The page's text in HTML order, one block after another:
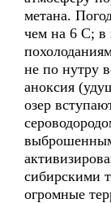
метана.
чем на 6 С; в
не по нутру
аноксия
озер
сибирскими
огромные